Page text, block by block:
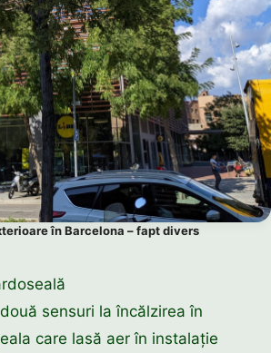
în Barcelona – fapt divers
sensuri la încălzirea în
care lasă aer în instalație